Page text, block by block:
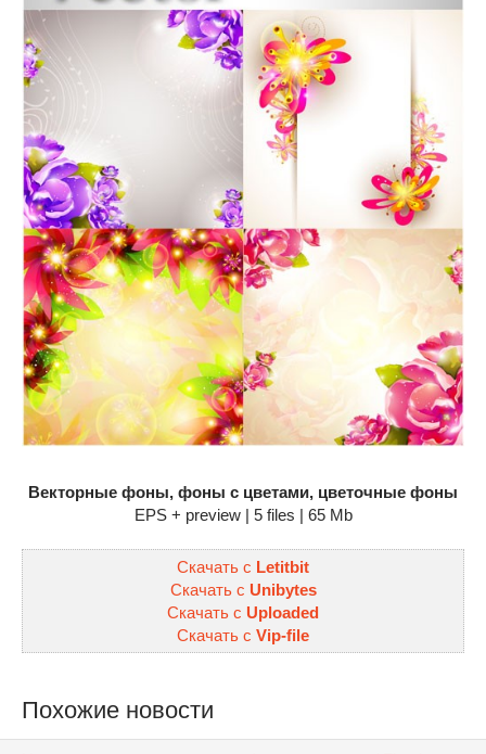
Векторные фоны, фоны с цветами, цветочные фоны
EPS + preview | 5 files | 65 Mb
Скачать с Letitbit
Скачать с Unibytes
Скачать с Uploaded
Скачать с Vip-file
Похожие новости